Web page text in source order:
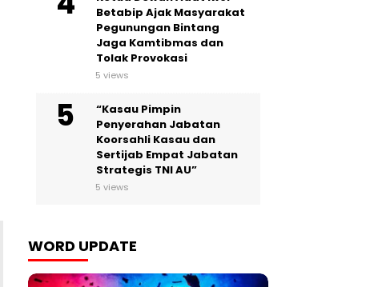
Betabip Ajak Masyarakat
Pegunungan Bintang
Jaga Kamtibmas dan
Tolak Provokasi
5 views
“Kasau Pimpin
Penyerahan Jabatan
Koorsahli Kasau dan
Sertijab Empat Jabatan
Strategis TNI AU”
5 views
WORD UPDATE